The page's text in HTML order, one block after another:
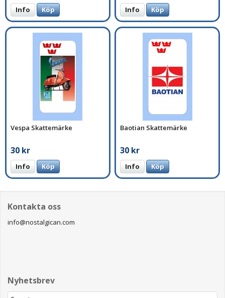
Info Köp Info Köp
Vespa Skattemärke
30 kr
Info Köp
Baotian Skattemärke
30 kr
Info Köp
Kontakta oss
info@nostalgican.com
Nyhetsbrev